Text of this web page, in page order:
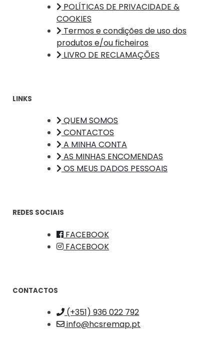
POLÍTICAS DE PRIVACIDADE &
COOKIES
Termos e condições de uso dos
produtos e/ou ficheiros
LIVRO DE RECLAMAÇÕES
LINKS
QUEM SOMOS
CONTACTOS
A MINHA CONTA
AS MINHAS ENCOMENDAS
OS MEUS DADOS PESSOAIS
REDES SOCIAIS
FACEBOOK
FACEBOOK
CONTACTOS
(+351) 936 022 792
info@hcsremap.pt